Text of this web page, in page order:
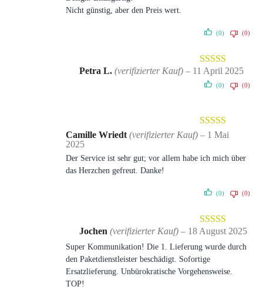
Nicht günstig, aber den Preis wert.
(0) (0)
Bewertet
mit 4von
Petra L.(verifizierter Kauf) – 11 April 2025
(0) (0)
Bewertet mit
Camille Wriedt(verifizierter Kauf) – 1 Mai
2025
Der Service ist sehr gut; vor allem habe ich mich über
das Herzchen gefreut. Danke!
(0) (0)
Bewertet mit
5 von 5
Jochen(verifizierter Kauf) – 18 August 2025
Super Kommunikation! Die 1. Lieferung wurde durch
den Paketdienstleister beschädigt. Sofortige
Ersatzlieferung. Unbürokratische Vorgehensweise.
TOP!